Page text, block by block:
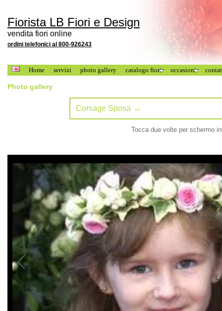
Fiorista LB Fiori e Design
vendita fiori online
ordini telefonici al 800-926243
Home servizi photo gallery catalogo fiori occasioni
Photo gallery
Tocca due volte per schermo